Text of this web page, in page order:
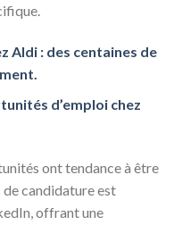
Aldi : des centaines de
d’emploi chez
ont tendance à être
de candidature est
offrant une